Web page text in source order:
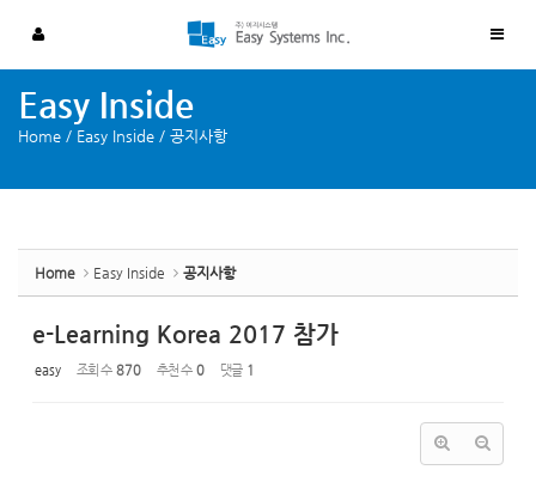
Easy Inside
Home / Easy Inside / 공지사항
Home Easy Inside 공지사항
e-Learning Korea 2017 참가
easy 조회 수 870 추천 수 0 댓글 1